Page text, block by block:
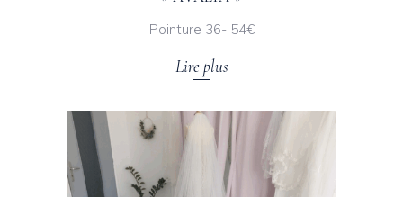
Pointure 36- 54€
Lire plus